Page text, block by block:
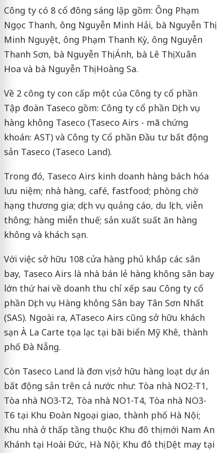
Công ty có 8 cổ đông sáng lập gồm: Ông Phạm
Ngọc Thanh, ông Nguyễn Minh Hải, bà Nguyễn Thị
Minh Nguyệt, ông Phạm Thanh Kỳ, ông Nguyễn
Thanh Sơn, bà Nguyễn Thị Ánh, bà Lê Thị Xuân
Hoa và bà Nguyễn Thị Hoàng Sa.
Về 2 công ty con cấp một của Công ty cổ phần
Tập đoàn Taseco gồm: Công ty cổ phần Dịch vụ
hàng không Taseco (Taseco Airs - mã chứng
khoán: AST) và Công ty Cổ phần Đầu tư bất động
sản Taseco (Taseco Land).
Trong đó, Taseco Airs kinh doanh hàng bách hóa
lưu niệm; nhà hàng, café, fastfood; phòng chờ
hạng thương gia; dịch vụ quảng cáo, du lịch, viễn
thông; hàng miễn thuế; sản xuất suất ăn hàng
không và khách sạn.
Với việc sở hữu 108 cửa hàng phủ khắp các sân
bay, Taseco Airs là nhà bán lẻ hàng không sân bay
lớn thứ hai về doanh thu chỉ xếp sau Công ty cổ
phần Dịch vụ Hàng không Sân bay Tân Sơn Nhất
(SAS). Ngoài ra, ATaseco Airs cũng sở hữu khách
sạn À La Carte tọa lạc tại bãi biển Mỹ Khê, thành
phố Đà Nẵng.
Còn Taseco Land là đơn vị sở hữu hàng loạt dự án
bất động sản trên cả nước như: Tòa nhà NO2-T1,
Tòa nhà NO3-T2, Tòa nhà NO1-T4, Tòa nhà NO3-
T6 tại Khu Đoàn Ngoại giao, thành phố Hà Nội;
Khu nhà ở thấp tầng thuộc Khu đô thị mới Nam An
Khánh tại Hoài Đức, Hà Nội; Khu đô thị Dệt may tại